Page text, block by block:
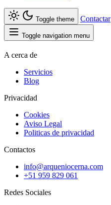
Toggle theme Contactar
Toggle navigation menu
A cerca de
Servicios
Blog
Privacidad
Cookies
Aviso Legal
Politicas de privacidad
Contactos
info@arqueniocerna.com
+51 959 829 061
Redes Sociales